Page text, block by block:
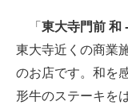
「 東大寺門前 和
東大寺近くの商業
のお店です。和を
形牛のステーキを